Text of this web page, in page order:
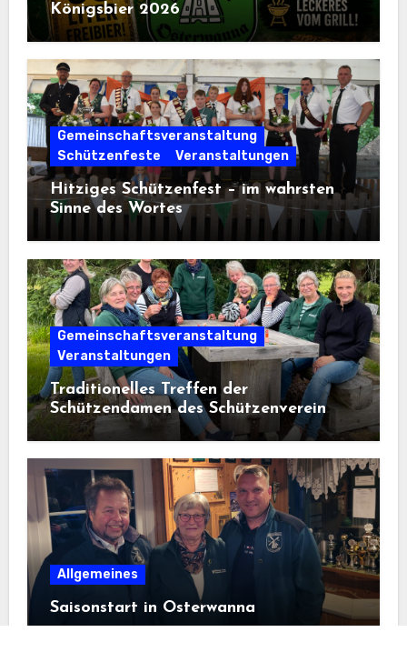
Königsbier 2026
Gemeinschaftsveranstaltung
Schützenfeste
Veranstaltungen
Hitziges Schützenfest – im wahrsten
Sinne des Wortes
Gemeinschaftsveranstaltung
Veranstaltungen
Traditionelles Treffen der
Schützendamen des Schützenverein
Osterwanna von 1910 e. V.
Allgemeines
Saisonstart in Osterwanna